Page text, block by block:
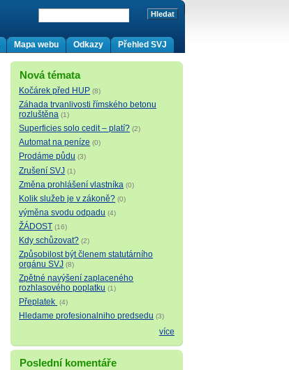
Přehled SVJ
Odkazy
Mapa webu
Nová témata
Kočárek před HUP (8)
Záhada trvanlivosti římského betonu
rozluštěna (1)
Superficies solo cedit – platí? (2)
Automat na peníze (0)
Prodáme půdu (3)
Zrušení SVJ (1)
Změna prohlášení vlastníka (0)
Kolik služeb je v zákoně? (0)
výměna svodu odpadu (4)
ŽÁDOST (16)
Kdy schůzovat? (2)
Způsobilost být členem statutárního
orgánu SVJ (8)
Zpětné navýšení zaplaceného
rozhlasového poplatku (1)
Přeplatek (4)
Hledame profesionalniho predsedu (3)
více
Poslední komentáře